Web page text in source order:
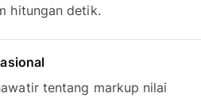
hitungan detik.
tentang markup nilai